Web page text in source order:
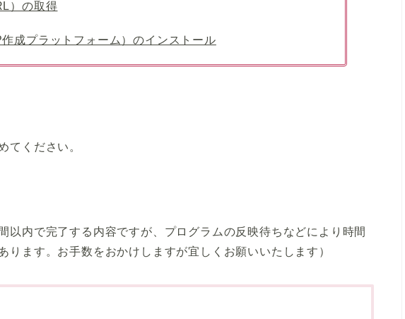
）の取得
成プラットフォーム）のインストール
てください。
以内で完了する内容ですが、プログラムの反映待ちなどにより時間
ります。お手数をおかけしますが宜しくお願いいたします）